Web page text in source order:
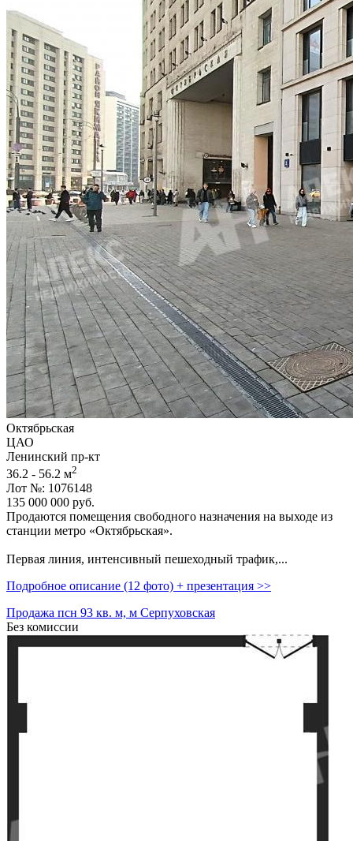
Октябрьская
ЦАО
Ленинский пр-кт
36.2 - 56.2 м2
Лот №: 1076148
135 000 000 руб.
Продаются помещения свободного назначения на выходе из
станции метро «Октябрьская».
Первая линия,­ интенсивный пешеходный трафик,­...
Подробное описание (12 фото) + презентация >>
Продажа псн 93 кв. м, м Серпуховская
Без комиссии